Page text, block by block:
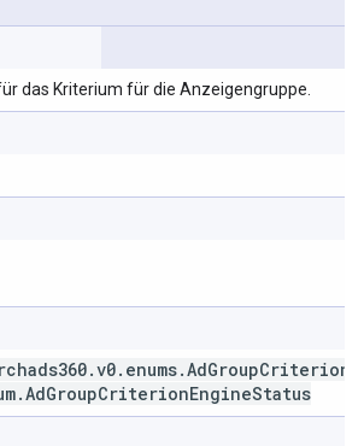
das Kriterium für die Anzeigengruppe.
.v0. enums.AdGroupCriterion
.AdGroupCriterionEngineStatus